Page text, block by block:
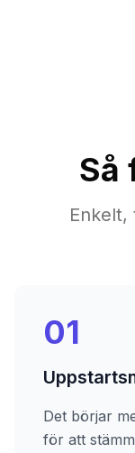
Så
01
Det börjar
för att